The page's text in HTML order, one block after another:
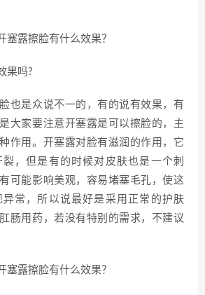
果吗?
也是众说不一的，有的说有效果，有
大家要注意开塞露是可以擦脸的，主
作用。开塞露对脸有滋润的作用，它
，但是有的时候对皮肤也是一个刺
可能影响美观，容易堵塞毛孔，使这
常，所以说最好是采用正常的护肤
肠用药，若没有特别的需求，不建议